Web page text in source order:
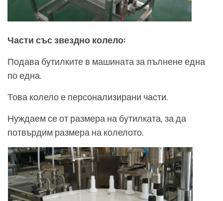
Части със звездно колело:
Подава бутилките в машината за пълнене една
по една.
Това колело е персонализирани части.
Нуждаем се от размера на бутилката, за да
потвърдим размера на колелото.